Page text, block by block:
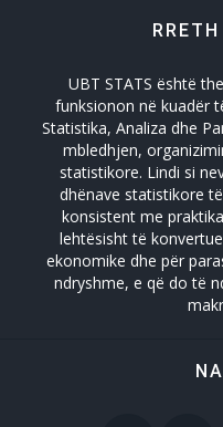
Zhvillimi Social
UBT STATS është
funksionon në kuadër
Statistika, Analiza dhe
mbledhjen,
statistikore. Lindi si
dhënave statistikore
konsistent me
lehtësisht të
ekonomike dhe për
ndryshme, e që do të